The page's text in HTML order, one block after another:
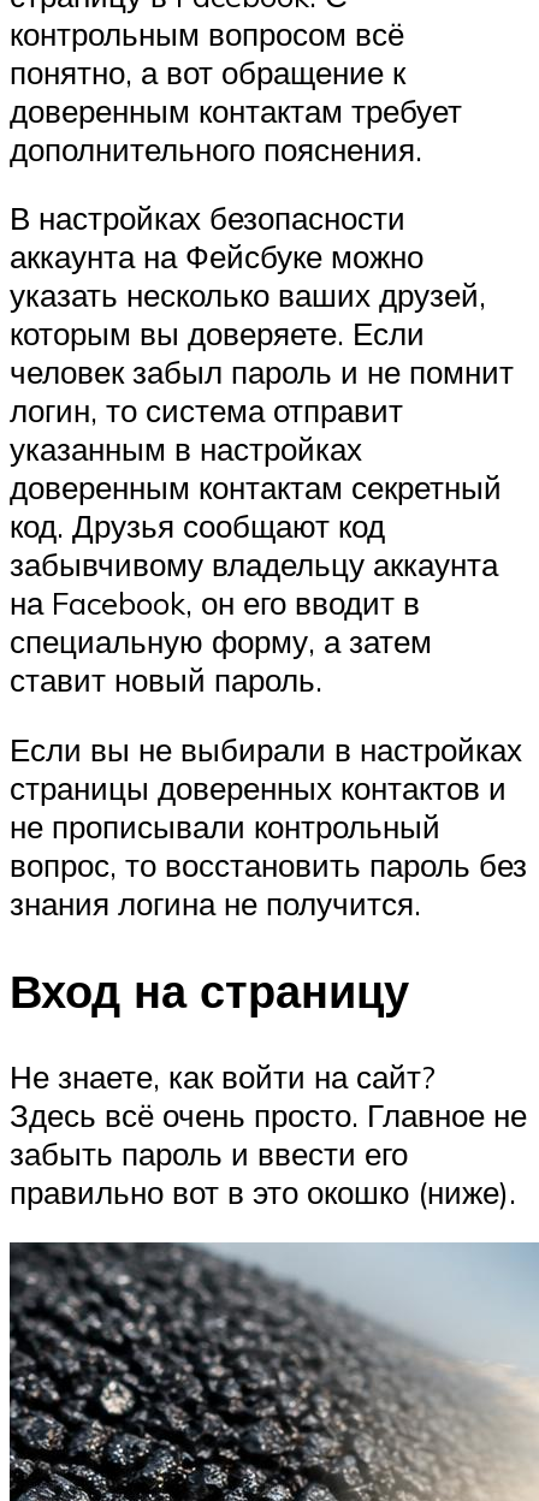
контрольным вопросом всё
понятно, а вот обращение к
доверенным контактам требует
дополнительного пояснения.
В настройках безопасности
аккаунта на Фейсбуке можно
указать несколько ваших друзей,
которым вы доверяете. Если
человек забыл пароль и не помнит
логин, то система отправит
указанным в настройках
доверенным контактам секретный
код. Друзья сообщают код
забывчивому владельцу аккаунта
на Facebook, он его вводит в
специальную форму, а затем
ставит новый пароль.
Если вы не выбирали в настройках
страницы доверенных контактов и
не прописывали контрольный
вопрос, то восстановить пароль без
знания логина не получится.
Вход на страницу
Не знаете, как войти на сайт?
Здесь всё очень просто. Главное не
забыть пароль и ввести его
правильно вот в это окошко (ниже).